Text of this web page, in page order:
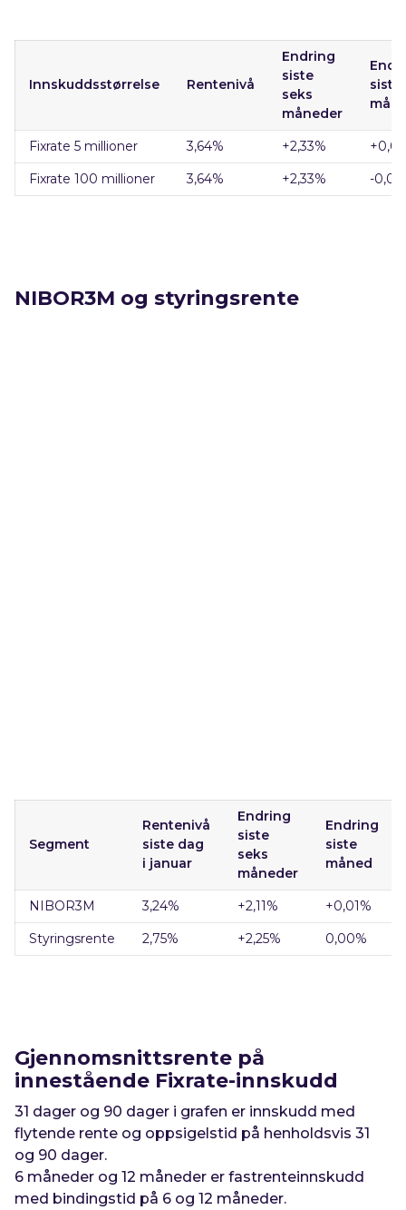
Innskuddsstørrelse Rentenivå
Endring
siste
seks
måneder
siste
Fixrate 5 millioner 3,64% +2,33%
Fixrate 100 millioner
3,64% +2,33% -
NIBOR3M og styringsrente
Segment
Rentenivå
siste dag
i januar
Endring
siste
seks
måneder
Endring
siste
måned
NIBOR3M 3,24% +2,11%
+0,01%
Styringsrente
2,75% +2,25% 0,00%
Gjennomsnittsrente på
innestående Fixrate-innskudd
31 dager og 90 dager i grafen er innskudd med
flytende rente og oppsigelstid på henholdsvis 31
og 90 dager.
6 måneder og 12 måneder er fastrenteinnskudd
med bindingstid på 6 og 12 måneder.